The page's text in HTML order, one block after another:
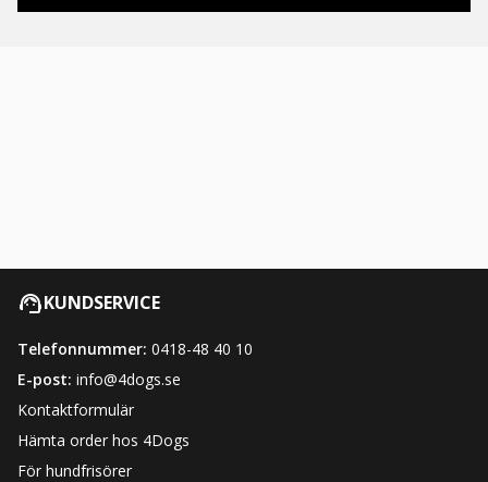
KUNDSERVICE
Telefonnummer: 0418-48 40 10
E-post: info@4dogs.se
Kontaktformulär
Hämta order hos 4Dogs
För hundfrisörer